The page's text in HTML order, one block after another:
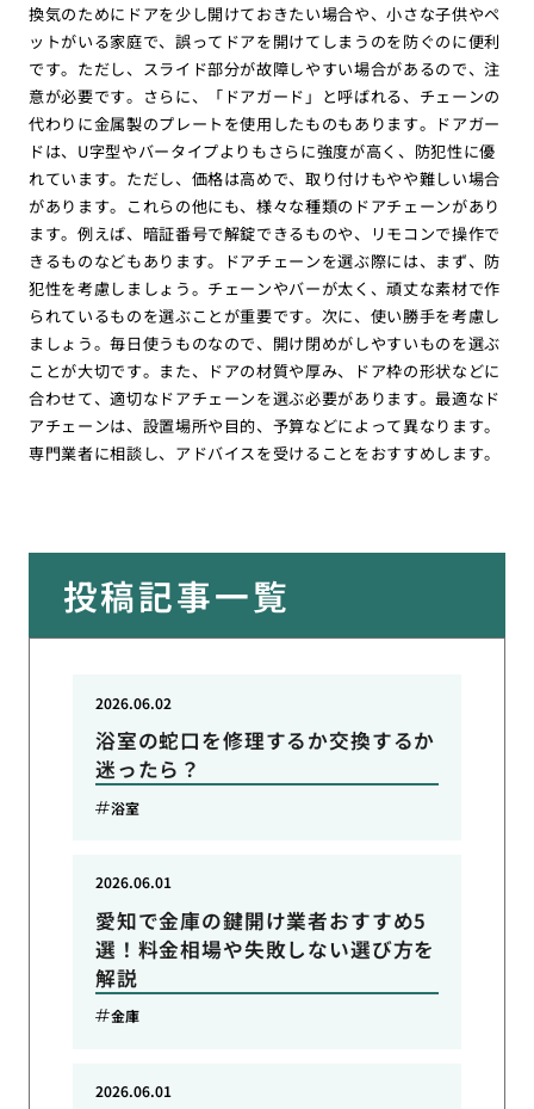
換気のためにドアを少し開けておきたい場合や、小さな子供やペ
ットがいる家庭で、誤ってドアを開けてしまうのを防ぐのに便利
です。ただし、スライド部分が故障しやすい場合があるので、注
意が必要です。さらに、「ドアガード」と呼ばれる、チェーンの
代わりに金属製のプレートを使用したものもあります。ドアガー
ドは、U字型やバータイプよりもさらに強度が高く、防犯性に優
れています。ただし、価格は高めで、取り付けもやや難しい場合
があります。これらの他にも、様々な種類のドアチェーンがあり
ます。例えば、暗証番号で解錠できるものや、リモコンで操作で
きるものなどもあります。ドアチェーンを選ぶ際には、まず、防
犯性を考慮しましょう。チェーンやバーが太く、頑丈な素材で作
られているものを選ぶことが重要です。次に、使い勝手を考慮し
ましょう。毎日使うものなので、開け閉めがしやすいものを選ぶ
ことが大切です。また、ドアの材質や厚み、ドア枠の形状などに
合わせて、適切なドアチェーンを選ぶ必要があります。最適なド
アチェーンは、設置場所や目的、予算などによって異なります。
専門業者に相談し、アドバイスを受けることをおすすめします。
投稿記事一覧
浴室の蛇口を修理するか交換するか
迷ったら？
2026.06.02
浴室
愛知で金庫の鍵開け業者おすすめ5
選！料金相場や失敗しない選び方を
解説
2026.06.01
金庫
2026.06.01